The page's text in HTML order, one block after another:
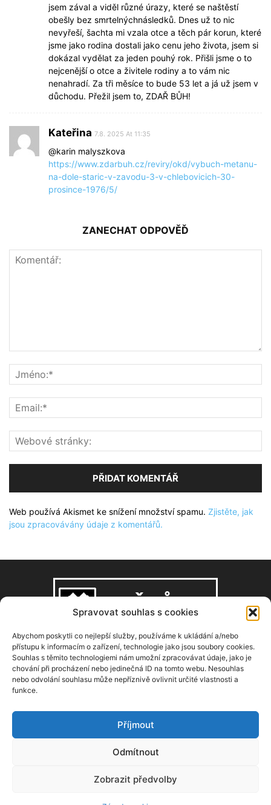
Spravovat souhlas s cookies
Abychom poskytli co nejlepší služby, používáme k ukládání a/nebo
přístupu k informacím o zařízení, technologie jako jsou soubory cookies.
Souhlas s těmito technologiemi nám umožní zpracovávat údaje, jako je
chování při procházení nebo jedinečná ID na tomto webu. Nesouhlas
nebo odvolání souhlasu může nepříznivě ovlivnit určité vlastnosti a
funkce.
Příjmout
Odmítnout
Zobrazit předvolby
jsem zával a viděl různé úrazy, které se naštěstí
obešly bez smrtelnýchnásledků. Dnes už to nic
nevyřeší, šachta mi vzala otce a těch pár korun, které
jsme jako rodina dostali jako cenu jeho života, jsem si
dokázal vydělat za jeden pouhý rok. Přišli jsme o to
nejcenější o otce a živitele rodiny a to vám nic
nenahradí. Za tři měsíce to bude 53 let a já už jsem v
důchodu. Přežil jsem to, ZDAŘ BŮH!
Kateřina 7.8. 2025 At 11:35
@karin malyszkova
https://www.zdarbuh.cz/reviry/okd/vybuch-metanu-
na-dole-staric-v-zavodu-3-v-chlebovicich-30-
prosince-1976/5/
ZANECHAT ODPOVĚĎ
Web používá Akismet ke snížení množství spamu. Zjistěte, jak
jsou zpracovávány údaje z komentářů.
O NÁS
NÁSLEDUJ NÁS